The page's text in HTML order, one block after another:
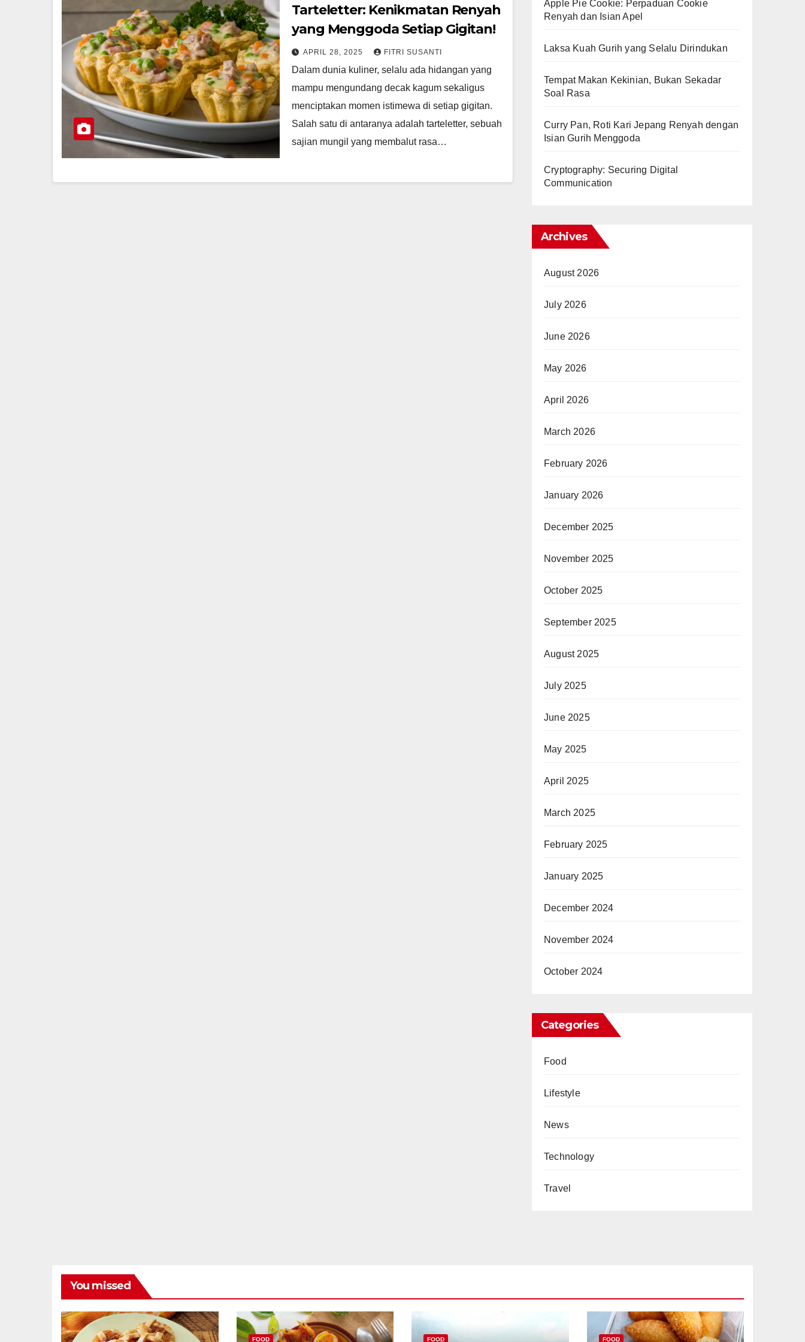
Tarteletter: Kenikmatan Renyah
yang Menggoda Setiap Gigitan!
APRIL 28, 2025 FITRI SUSANTI
Dalam dunia kuliner, selalu ada hidangan yang
mampu mengundang decak kagum sekaligus
menciptakan momen istimewa di setiap gigitan.
Salah satu di antaranya adalah tarteletter, sebuah
sajian mungil yang membalut rasa…
Apple Pie Cookie: Perpaduan Cookie
Renyah dan Isian Apel
Laksa Kuah Gurih yang Selalu Dirindukan
Tempat Makan Kekinian, Bukan Sekadar
Soal Rasa
Curry Pan, Roti Kari Jepang Renyah dengan
Isian Gurih Menggoda
Cryptography: Securing Digital
Communication
Archives
August 2026
July 2026
June 2026
May 2026
April 2026
March 2026
February 2026
January 2026
December 2025
November 2025
October 2025
September 2025
August 2025
July 2025
June 2025
May 2025
April 2025
March 2025
February 2025
January 2025
December 2024
November 2024
October 2024
Categories
Food
Lifestyle
News
Technology
Travel
You missed
FOOD FOOD FOOD